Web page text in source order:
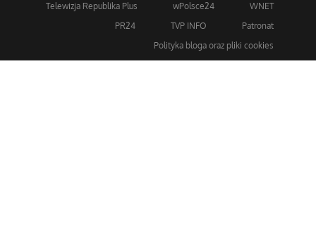
Telewizja Republika Plus
wPolsce24
WNET
PR24
TVP INFO
Patronat
Polityka bloga oraz pliki cookies